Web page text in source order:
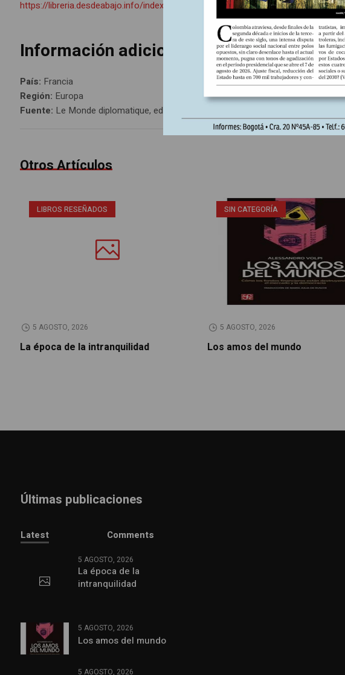
https://libreria.desdeabajo.info/index.php?route=product/
Información adicional
País: Francia
Región: Europa
Fuente: Le Monde diplomatique, edición Nº245, julio 2024
Otros Artículos
LIBROS RESEÑADOS
5 AGOSTO, 2026
La época de la intranquilidad
SIN CATEGORÍA
5 AGOSTO, 2026
Los amos del mundo
Últimas publicaciones
Latest Comments
5 AGOSTO, 2026
La época de la
intranquilidad
5 AGOSTO, 2026
Los amos del mundo
5 AGOSTO, 2026